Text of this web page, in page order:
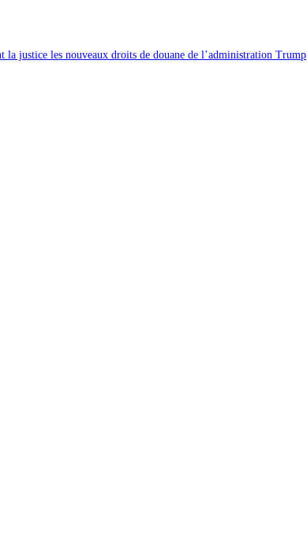
la justice les nouveaux droits de douane de l’administration Trump